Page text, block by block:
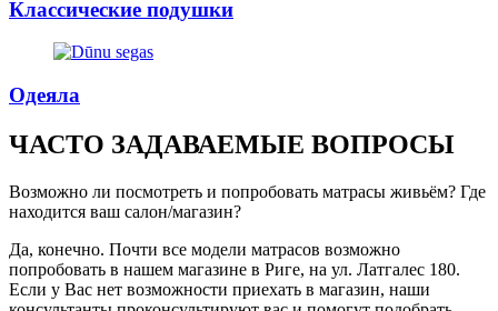
Классические подушки
Одеяла
ЧАСТО ЗАДАВАЕМЫЕ ВОПРОСЫ
Возможно ли посмотреть и попробовать матрасы живьём? Где
находится ваш салон/магазин?
Да, конечно. Почти все модели матрасов возможно
попробовать в нашем магазине в Риге, на ул. Латгалес 180.
Если у Вас нет возможности приехать в магазин, наши